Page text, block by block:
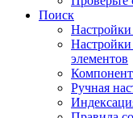
Поиск
Настройки
элементов
Ручная